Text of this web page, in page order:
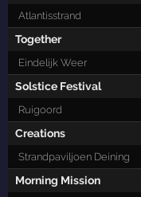
Atlantisstrand
Together
Eindelijk Weer
Solstice Festival
Ruigoord
Creations
Strandpaviljoen Deining
Morning Mission